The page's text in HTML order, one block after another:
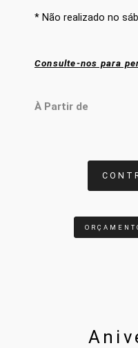
* Não realizado no
Consulte-nos para
À Partir de